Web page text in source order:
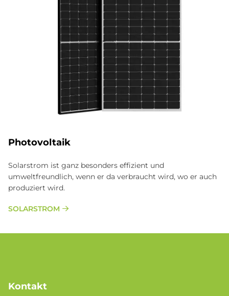
Photovoltaik
Solarstrom ist ganz besonders effizient und
umweltfreundlich, wenn er da verbraucht wird, wo er auch
produziert wird.
SOLARSTROM
Kontakt